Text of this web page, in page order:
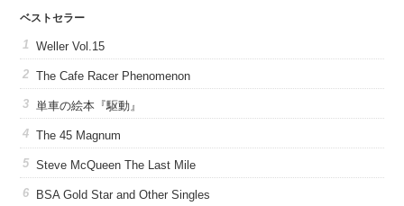
ベストセラー
Weller Vol.15
The Cafe Racer Phenomenon
単車の絵本『駆動』
The 45 Magnum
Steve McQueen The Last Mile
BSA Gold Star and Other Singles